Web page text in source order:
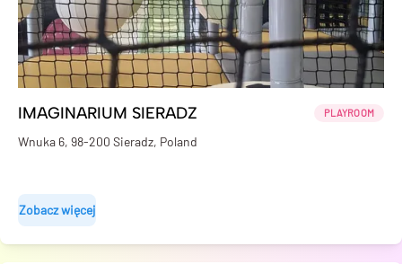
IMAGINARIUM SIERADZ PLAYROOM
Wnuka 6, 98-200 Sieradz, Poland
Zobacz więcej